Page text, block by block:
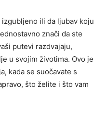
ili da ljubav koju
znači da ste
putevi razdvajaju,
u svojim životima. Ovo je
kada se suočavate s
što želite i što vam